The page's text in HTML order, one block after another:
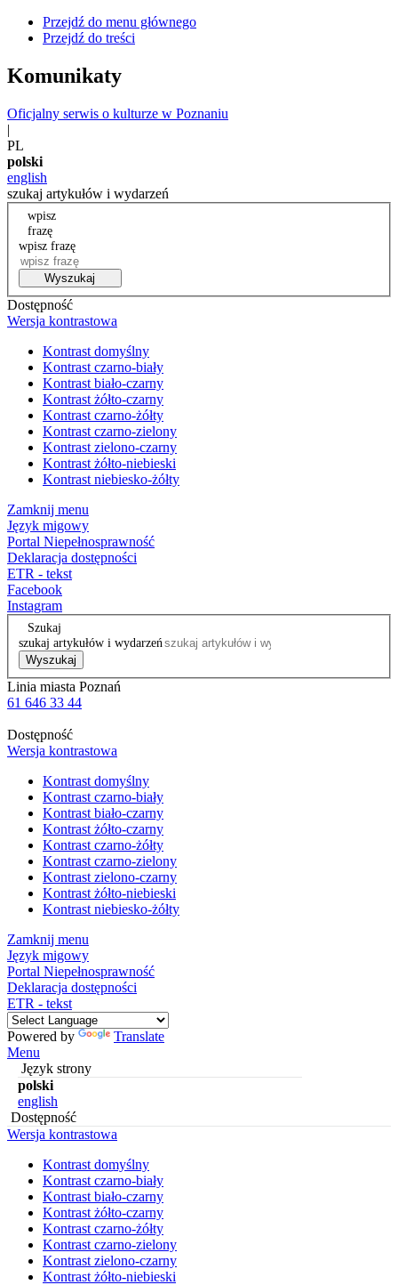
Przejdź do menu głównego
Przejdź do treści
Komunikaty
Oficjalny serwis o kulturze w Poznaniu
|
PL
polski
english
szukaj artykułów i wydarzeń
wpisz
frazę
wpisz frazę
Wyszukaj
Dostępność
Wersja kontrastowa
Kontrast domyślny
Kontrast czarno-biały
Kontrast biało-czarny
Kontrast żółto-czarny
Kontrast czarno-żółty
Kontrast czarno-zielony
Kontrast zielono-czarny
Kontrast żółto-niebieski
Kontrast niebiesko-żółty
Zamknij menu
Język migowy
Portal Niepełnosprawność
Deklaracja dostępności
ETR - tekst
Facebook
Instagram
Szukaj
szukaj artykułów i wydarzeń
Wyszukaj
Linia miasta Poznań
61 646 33 44
Dostępność
Wersja kontrastowa
Kontrast domyślny
Kontrast czarno-biały
Kontrast biało-czarny
Kontrast żółto-czarny
Kontrast czarno-żółty
Kontrast czarno-zielony
Kontrast zielono-czarny
Kontrast żółto-niebieski
Kontrast niebiesko-żółty
Zamknij menu
Język migowy
Portal Niepełnosprawność
Deklaracja dostępności
ETR - tekst
Powered by
Translate
Menu
Język strony
polski
english
Dostępność
Wersja kontrastowa
Kontrast domyślny
Kontrast czarno-biały
Kontrast biało-czarny
Kontrast żółto-czarny
Kontrast czarno-żółty
Kontrast czarno-zielony
Kontrast zielono-czarny
Kontrast żółto-niebieski